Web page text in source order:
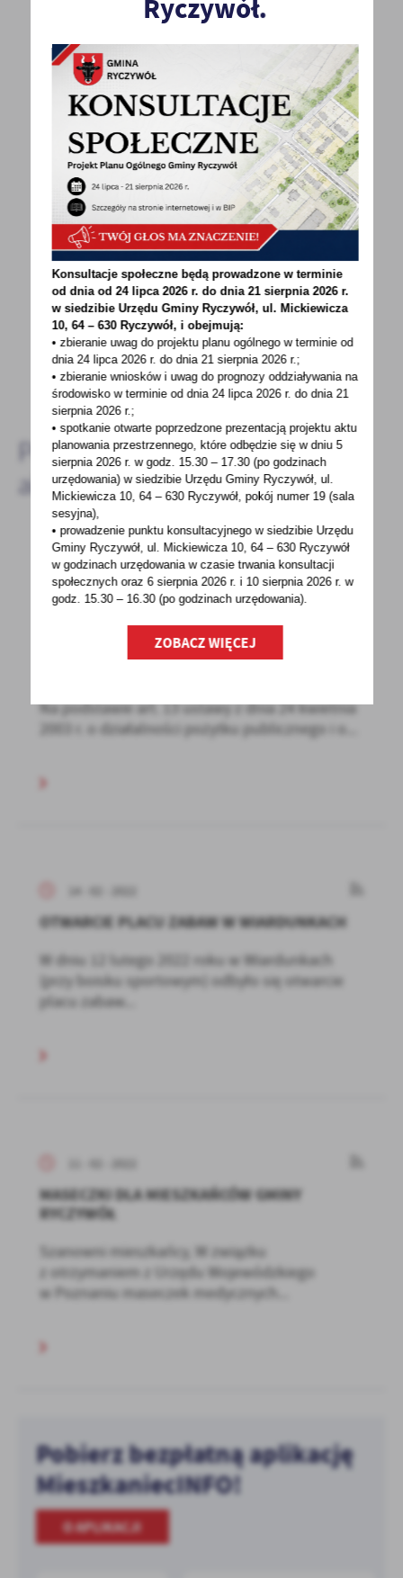
POWRÓT UDOSTĘPNIJ
POPRZEDNI NASTĘPNY
Spodobała Ci się informacja? Zostaw nam swoją opinię
- to dla Ciebie staramy się być najlepsi, a Twoje zdanie
bardzo nam w tym pomoże!
DODAJ KOMENTARZ
Pozostałe
aktualności
16 - 02 - 2022
OGŁOSZENIA OTWARTEGO KONKURSU OFERT
OBSZARZE DZIAŁALNOŚCI WSPOMAGAJĄCEJ
ROZWÓJ WSPÓLNOT I SPOŁECZNOŚCI
Na podstawie art. 13 ustawy z dnia 24 kwietnia
2003 r. o działalności pożytku publicznego i o...
14 - 02 - 2022
OTWARCIE PLACU ZABAW W WIARDUNKACH
W dniu 12 lutego 2022 roku w Wiardunkach
(przy boisku sportowym) odbyło się otwarcie
placu zabaw...
MASECZKI DLA MIESZKAŃCÓW GMINY
RYCZYWÓŁ
Szanowni mieszkańcy, W związku
z otrzymaniem z Urzędu Wojewódzkiego
w Poznaniu maseczek medycznych...
Pobierz bezpłatną aplikację
MieszkaniecINFO!
O APLIKACJI
Ryczywół.
Konsultacje społeczne będą prowadzone w terminie
od dnia od 24 lipca 2026 r. do dnia 21 sierpnia 2026 r.
w siedzibie Urzędu Gminy Ryczywół, ul. Mickiewicza
10, 64 – 630 Ryczywół, i obejmują:
• zbieranie uwag do projektu planu ogólnego w terminie od
dnia 24 lipca 2026 r. do dnia 21 sierpnia 2026 r.;
• zbieranie wniosków i uwag do prognozy oddziaływania na
środowisko w terminie od dnia 24 lipca 2026 r. do dnia 21
sierpnia 2026 r.;
• spotkanie otwarte poprzedzone prezentacją projektu aktu
planowania przestrzennego, które odbędzie się w dniu 5
sierpnia 2026 r.w godz. 15.30 – 17.30 (po godzinach
urzędowania) w siedzibie Urzędu Gminy Ryczywół, ul.
Mickiewicza 10, 64 – 630 Ryczywół, pokójnumer 19 (sala
sesyjna),
• prowadzenie punktu konsultacyjnego w siedzibie Urzędu
Gminy Ryczywół, ul. Mickiewicza 10, 64 – 630 Ryczywół
w godzinachurzędowania w czasie trwania konsultacji
społecznych oraz 6 sierpnia 2026 r. i 10 sierpnia 2026 r. w
godz. 15.30 – 16.30 (po godzinachurzędowania).
ZOBACZ WIĘCEJ